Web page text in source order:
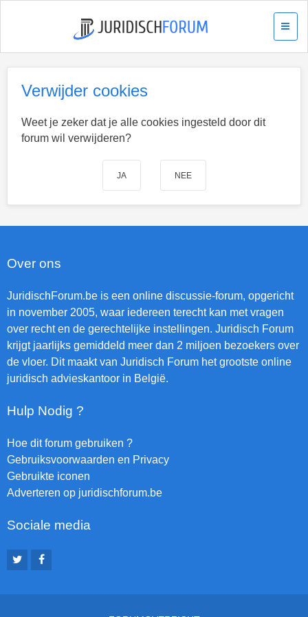
Verwijder cookies
Weet je zeker dat je alle cookies ingesteld door dit
forum wil verwijderen?
Over ons
JuridischForum.be is een online discussie-forum, opgericht
in november 2005, waar iedereen terecht kan met vragen
over recht en de gerechtelijke instellingen. Juridisch Forum
krijgt jaarlijks gemiddeld meer dan 2 miljoen bezoekers over
de vloer. Dit maakt van Juridisch Forum het grootste online
juridisch advieskantoor in België.
Hulp Nodig ?
Hoe dit forum gebruiken ?
Gebruiksvoorwaarden en Privacy
Gebruikte iconen
Adverteren op juridischforum.be
Sociale media